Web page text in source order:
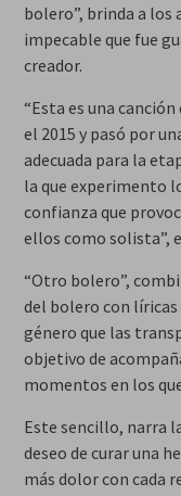
bolero”, brinda a los
impecable que fue
creador.
“Esta es una
el 2015 y pasó por
adecuada para la
la que experimento
confianza que
ellos como solista”,
“Otro bolero”,
del bolero con
género que las
objetivo de
momentos en los
Este sencillo, narra
deseo de curar una
más dolor con cada